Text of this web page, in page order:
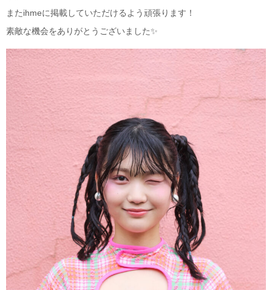
またihmeに掲載していただけるよう頑張ります！
素敵な機会をありがとうございました✨